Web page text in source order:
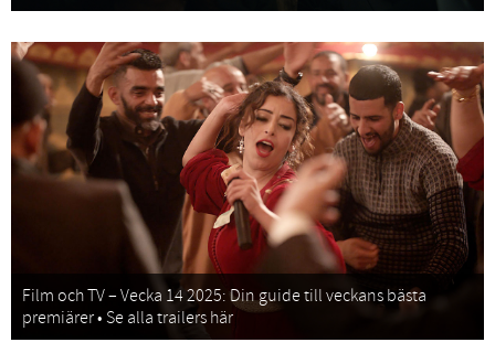
Film och TV – Vecka 14 2025: Din guide till veckans bästa
premiärer • Se alla trailers här